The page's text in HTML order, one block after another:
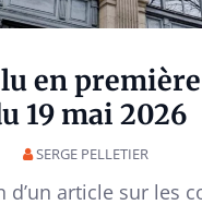
en
19 mai 2026
SERGE PELLETIER
d’un article sur les